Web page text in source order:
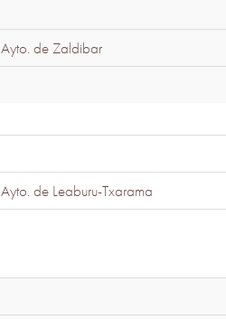
Ayto. de Zaldibar
Ayto. de Leaburu-Txarama